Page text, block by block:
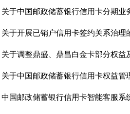
关于中国邮政储蓄银行信用卡分期业
关于开展已销户信用卡签约关系治理
关于调整鼎盛、鼎昌白金卡部分权益
关于中国邮政储蓄银行信用卡权益管
中国邮政储蓄银行信用卡智能客服系